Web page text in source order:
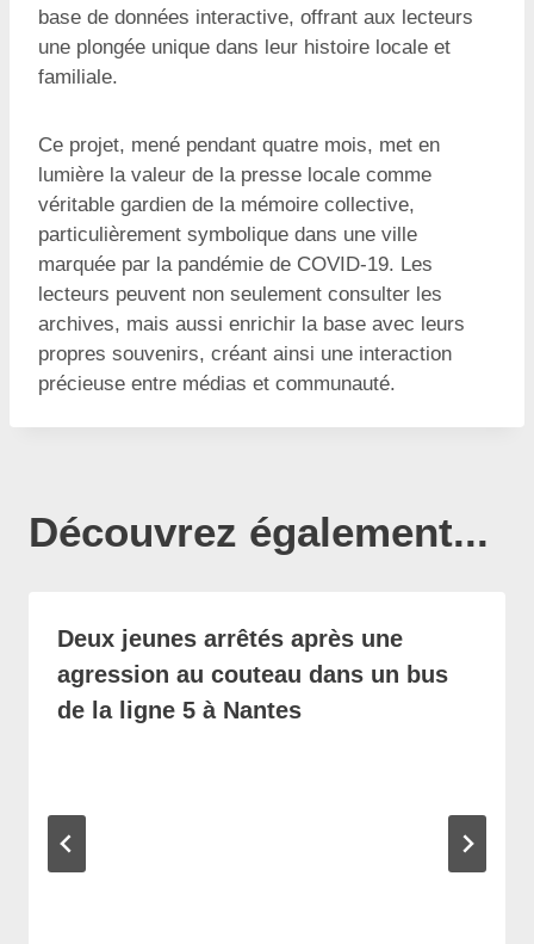
base de données interactive, offrant aux lecteurs
une plongée unique dans leur histoire locale et
familiale.
Ce projet, mené pendant quatre mois, met en
lumière la valeur de la presse locale comme
véritable gardien de la mémoire collective,
particulièrement symbolique dans une ville
marquée par la pandémie de COVID-19. Les
lecteurs peuvent non seulement consulter les
archives, mais aussi enrichir la base avec leurs
propres souvenirs, créant ainsi une interaction
précieuse entre médias et communauté.
Découvrez également...
Deux jeunes arrêtés après une
agression au couteau dans un bus
de la ligne 5 à Nantes